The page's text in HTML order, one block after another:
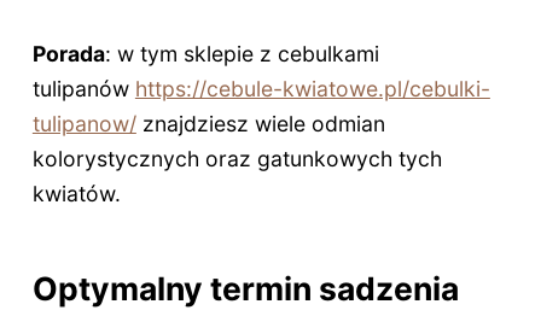
Porada: w tym sklepie z cebulkami
tulipanów https://cebule-kwiatowe.pl/cebulki-
tulipanow/znajdziesz wiele odmian
kolorystycznych oraz gatunkowych tych
kwiatów.
Optymalny termin sadzenia